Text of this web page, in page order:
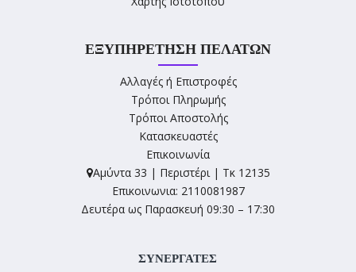
ΕΞΥΠΗΡΈΤΗΣΗ ΠΕΛΑΤΏΝ
Αλλαγές ή Επιστροφές
Τρόποι Πληρωμής
Τρόποι Αποστολής
Κατασκευαστές
Επικοινωνία
Αμύντα 33 | Περιστέρι | Τκ 12135
Επικοινωνια: 2110081987
Δευτέρα ως Παρασκευή 09:30 – 17:30
ΣΥΝΕΡΓΑΤΕΣ